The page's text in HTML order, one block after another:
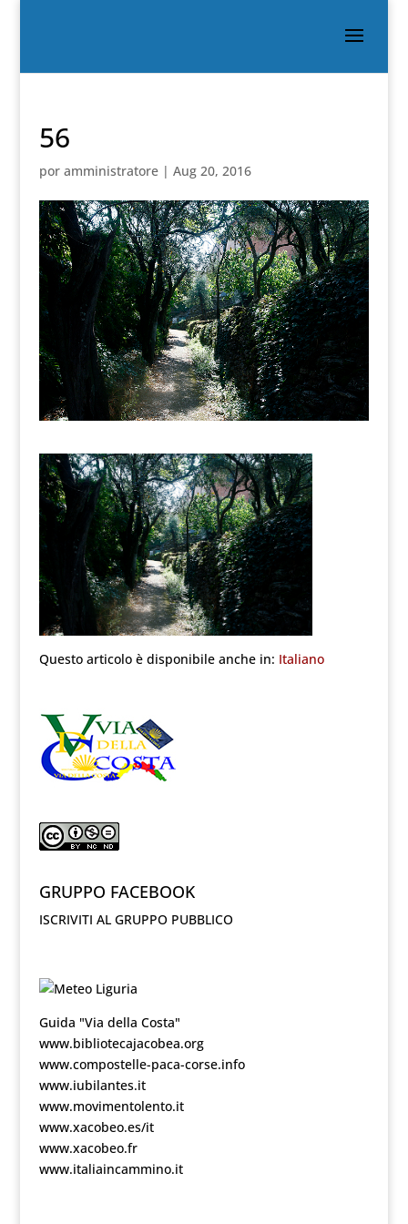
56
por amministratore| Aug 20, 2016
Questo articolo è disponibile anche in: Italiano
GRUPPO FACEBOOK
ISCRIVITI AL GRUPPO PUBBLICO
Guida "Via della Costa"
www.bibliotecajacobea.org
www.compostelle-paca-corse.info
www.iubilantes.it
www.movimentolento.it
www.xacobeo.es/it
www.xacobeo.fr
www.italiaincammino.it